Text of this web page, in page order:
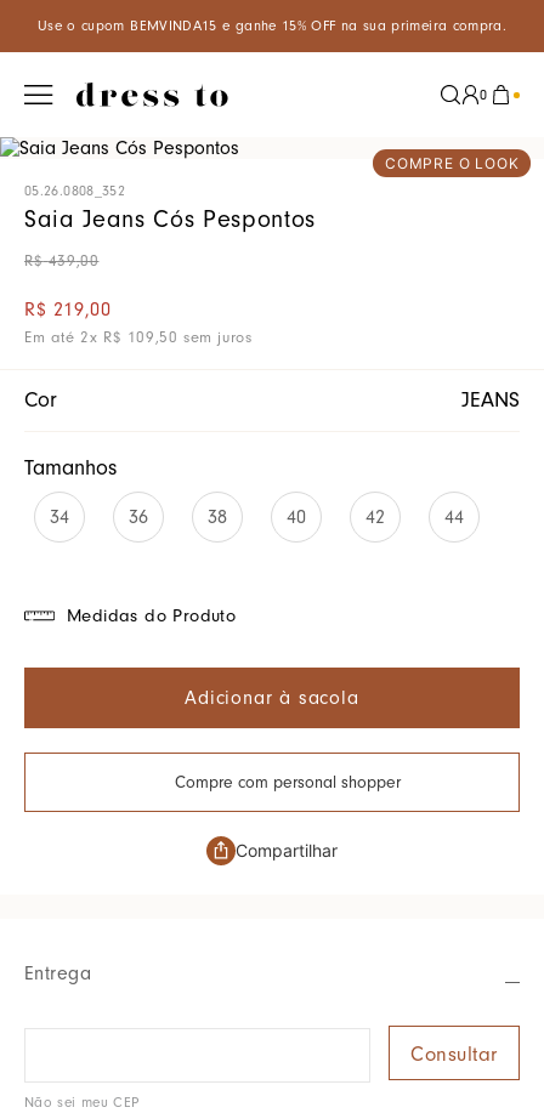
e ganhe 15% OFF na sua primeira compra. Aproveite um
0
COMPRE O LOOK
05.26.0808_352
Saia Jeans Cós Pespontos
R$ 439,00
R$ 219,00
Em até 2x R$ 109 ,50 sem juros
Cor JEANS
Tamanhos
34 36 38 40 42 44
Medidas do Produto
Adicionar à sacola
Compre com personal shopper
Compartilhar
Entrega
Não sei meu CEP